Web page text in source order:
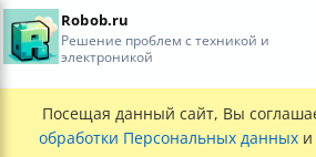
Robob.ru
Решение проблем с техникой и
электроникой
Посещая данный сайт, Вы
обработки Персональных данных